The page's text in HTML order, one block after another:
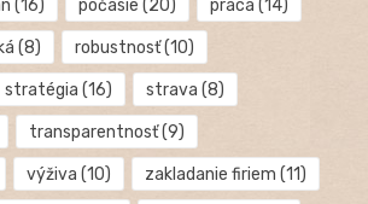
(16) počasie (20) práca (14)
(8) robustnosť(10)
stratégia (16) strava (8)
transparentnosť(9)
výživa (10) zakladanie firiem (11)